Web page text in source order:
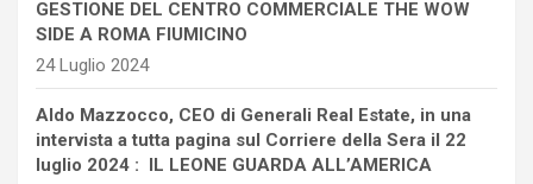
GESTIONE DEL CENTRO COMMERCIALE THE WOW
SIDE A ROMA FIUMICINO
24 Luglio 2024
Aldo Mazzocco, CEO di Generali Real Estate, in una
intervista a tutta pagina sul Corriere della Sera il 22
luglio 2024 : IL LEONE GUARDA ALL’AMERICA